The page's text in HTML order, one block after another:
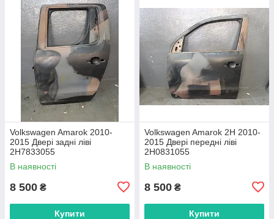
Volkswagen Amarok 2010-
2015 Двері задні ліві
2H7833055
В наявності
8 500 ₴
Купити
Volkswagen Amarok 2H 2010-
2015 Двері передні ліві
2H0831055
В наявності
8 500 ₴
Купити